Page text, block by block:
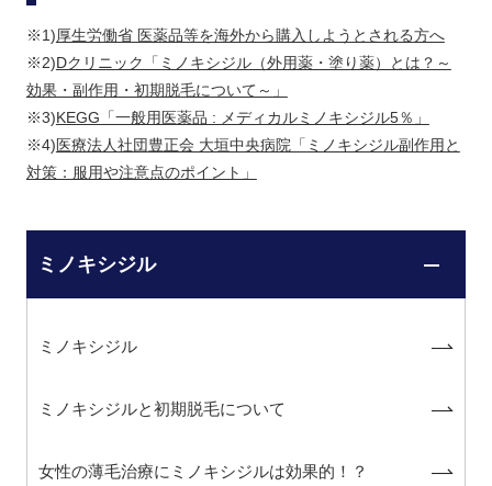
※1)厚生労働省 医薬品等を海外から購入しようとされる方へ
※2)Dクリニック「ミノキシジル（外用薬・塗り薬）とは？～
効果・副作用・初期脱毛について～」
※3)KEGG「一般用医薬品 : メディカルミノキシジル5％」
※4)医療法人社団豊正会 大垣中央病院「ミノキシジル副作用と
対策：服用や注意点のポイント」
ミノキシジル
ミノキシジル
ミノキシジルと初期脱毛について
女性の薄毛治療にミノキシジルは効果的！？